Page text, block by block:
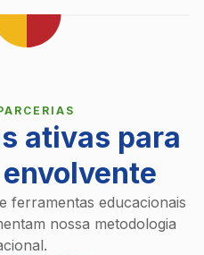
ativas para
ferramentas educacionais
nossa metodologia